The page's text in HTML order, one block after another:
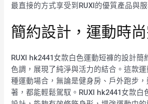
最直接的方式享受到RUXI的優質產品與服
簡約設計，運動時
RUXI hk2441女款白色運動短褲的設計簡
色調，展現了純淨與活力的結合。這款
種運動場合，無論是健身房、戶外跑步
著，都能輕鬆駕馭。RUXI hk2441女款白